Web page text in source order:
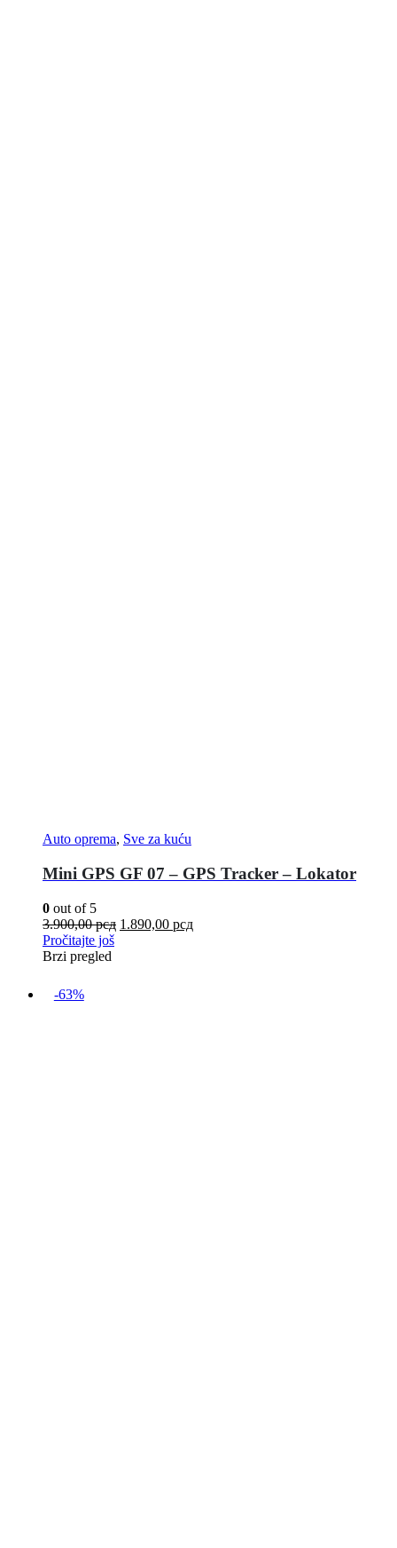
Auto oprema, Sve za kuću
Mini GPS GF 07 – GPS Tracker – Lokator
0 out of 5
3.900,00рсд 1.890,00 рсд
Pročitajte još
Brzi pregled
-63%